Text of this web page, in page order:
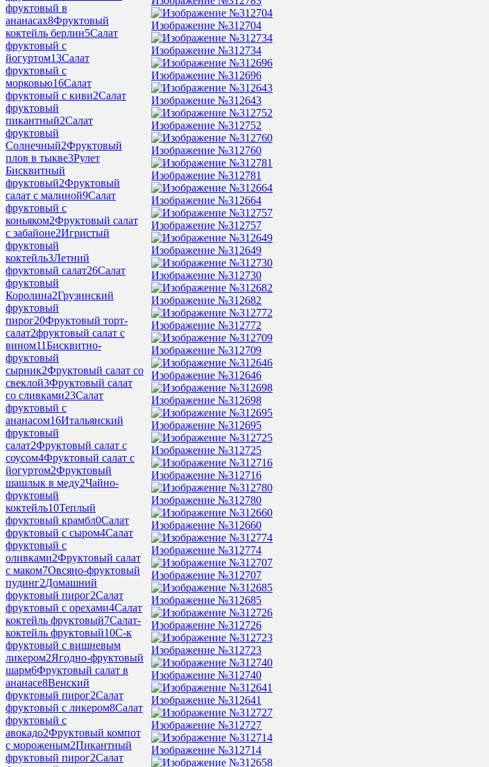
фруктовый в
ананасах8Фруктовый
коктейль берлин5Салат
фруктовый с
йогуртом13Салат
фруктовый с
морковью16Салат
фруктовый с киви2Салат
фруктовый
пикантный2Салат
фруктовый
Солнечный2Фруктовый
плов в тыкве3Рулет
Бисквитный
фруктовый2Фруктовый
салат с малиной9Салат
фруктовый с
коньяком2Фруктовый салат
с забайоне2Игристый
фруктовый
коктейль3Летний
фруктовый салат26Салат
фруктовый
Королина2Грузинский
фруктовый
пирог20Фруктовый торт-
салат2фруктовый салат с
вином11Бисквитно-
фруктовый
сырник2Фруктовый салат со
свеклой3Фруктовый салат
со сливками23Салат
фруктовый с
ананасом16Итальянский
фруктовый
салат2Фруктовый салат с
соусом4Фруктовый салат с
йогуртом2Фруктовый
шашлык в меду2Чайно-
фруктовый
коктейль10Теплый
фруктовый крамбл0Салат
фруктовый с сыром4Салат
фруктовый с
оливками2Фруктовый салат
с маком7Овсяно-фруктовый
пудинг2Домашний
фруктовый пирог2Салат
фруктовый с орехами4Салат
коктейль фруктовый7Салат-
коктейль фруктовый10С-к
фруктовый с вишневым
ликером2Ягодно-фруктовый
шарм6Фруктовый салат в
ананасе8Венский
фруктовый пирог2Салат
фруктовый с ликером8Салат
фруктовый с
авокадо2Фруктовый компот
с мороженым2Пикантный
фруктовый пирог2Салат
Изображение №312704
Изображение №312734
Изображение №312696
Изображение №312643
Изображение №312752
Изображение №312760
Изображение №312781
Изображение №312664
Изображение №312757
Изображение №312649
Изображение №312730
Изображение №312682
Изображение №312772
Изображение №312709
Изображение №312646
Изображение №312698
Изображение №312695
Изображение №312725
Изображение №312716
Изображение №312780
Изображение №312660
Изображение №312774
Изображение №312707
Изображение №312685
Изображение №312726
Изображение №312723
Изображение №312740
Изображение №312641
Изображение №312727
Изображение №312714